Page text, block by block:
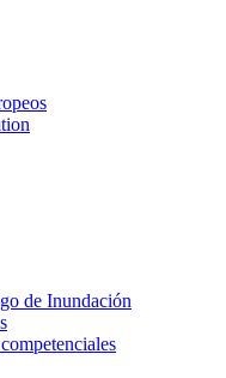
de Inundación